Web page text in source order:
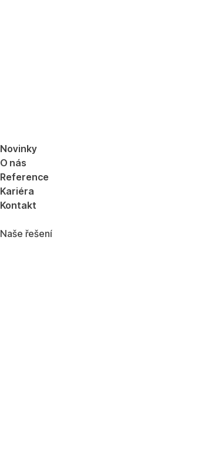
Novinky
O nás
Reference
Kariéra
Kontakt
Naše řešení